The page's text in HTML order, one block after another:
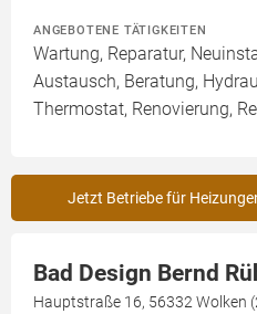
ANGEBOTENE TÄTIGKEITEN
Wartung, Reparatur,
Austausch, Beratung,
Thermostat, Renovierung,
Jetzt Betriebe für
Bad Design Bernd
Hauptstraße 16, 56332 Wolken